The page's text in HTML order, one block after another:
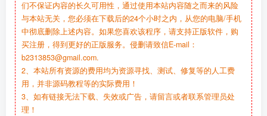
们不保证内容的长久可用性，通过使用本站内容随之而来的风险
与本站无关，您必须在下载后的24个小时之内，从您的电脑/手机
中彻底删除上述内容。如果您喜欢该程序，请支持正版软件，购
买注册，得到更好的正版服务。侵删请致信E-mail：
b2313853@gmail.com.
2、本站所有资源的费用均为资源寻找、测试、修复等的人工费
用，并非源码教程等的实际费用！
3、如有链接无法下载、失效或广告，请留言或者联系管理员处
理！